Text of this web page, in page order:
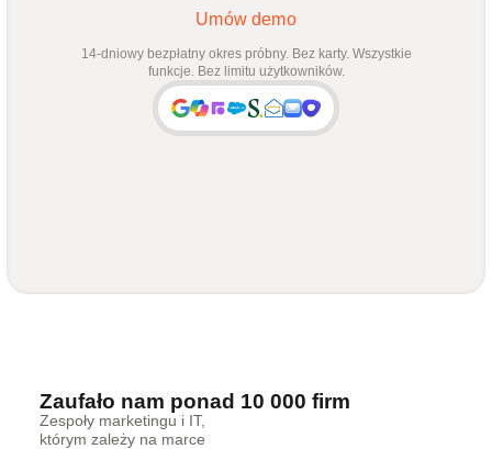
Umów demo
14-dniowy bezpłatny okres próbny. Bez karty. Wszystkie
funkcje. Bez limitu użytkowników.
Zaufało nam ponad 10 000 firm
Zespoły marketingu i IT,
którym zależy na marce